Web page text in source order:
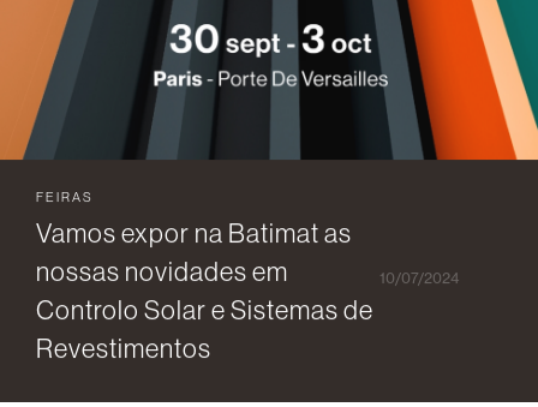
FEIRAS
Vamos expor na Batimat as
nossas novidades em
Controlo Solar e Sistemas de
Revestimentos
10/07/2024